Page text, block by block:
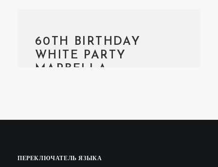
60TH BIRTHDAY
WHITE PARTY
MARBELLA
White Party in Marbella for our
ПЕРЕКЛЮЧАТЕЛЬ ЯЗЫКА